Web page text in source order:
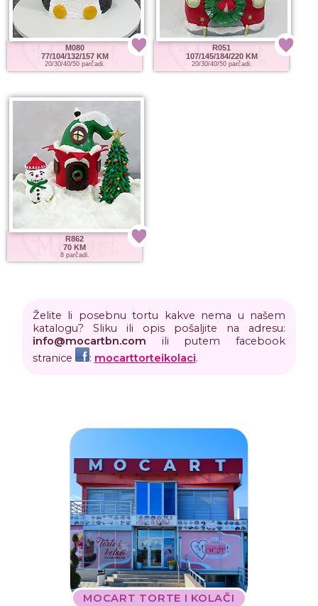
M080
77/104/132/157 KM
20/30/40/50 parčadi.
R051
107/145/184/220 KM
20/30/40/50 parčadi.
R862
70 KM
8 parčadi.
Želite li posebnu tortu kakve nema u našem
katalogu? Sliku ili opis pošaljite na adresu:
info@mocartbn.com ili putem facebook
stranice
: mocarttorteikolaci.
MOCART TORTE I KOLAČI